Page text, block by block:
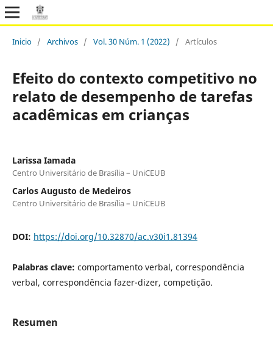
Inicio / Archivos / Vol. 30 Núm. 1 (2022) / Artículos
Efeito do contexto competitivo no
relato de desempenho de tarefas
acadêmicas em crianças
Larissa Iamada
Centro Universitário de Brasília – UniCEUB
Carlos Augusto de Medeiros
Centro Universitário de Brasília – UniCEUB
DOI: https://doi.org/10.32870/ac.v30i1.81394
Palabras clave: comportamento verbal, correspondência
verbal, correspondência fazer-dizer, competição.
Resumen